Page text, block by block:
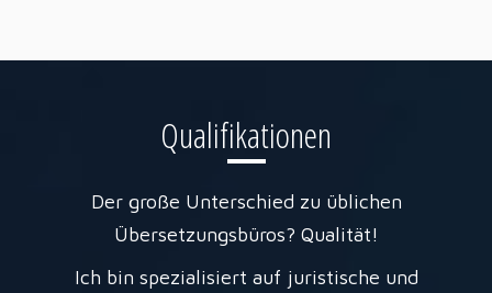
Qualifikationen
Der große Unterschied zu üblichen
Übersetzungsbüros? Qualität!
Ich bin spezialisiert auf juristische und